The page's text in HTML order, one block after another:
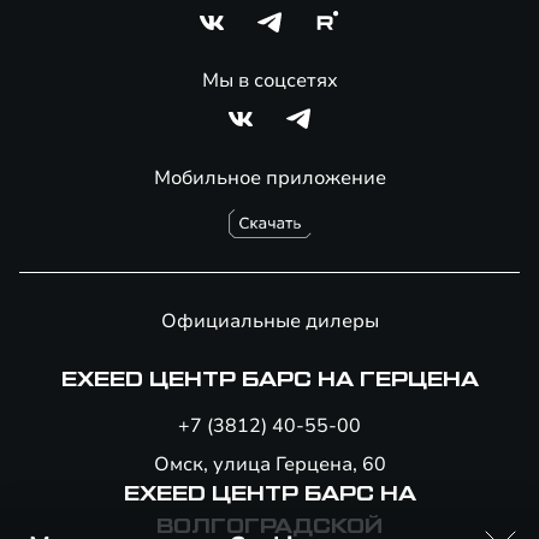
Мобильное приложение
Мы в соцсетях
Официальные дилеры
EXEED ЦЕНТР БАРС НА ГЕРЦЕНА
+7 (3812) 40-55-00
Омск, улица Герцена, 60
EXEED ЦЕНТР БАРС НА
ВОЛГОГРАДСКОЙ